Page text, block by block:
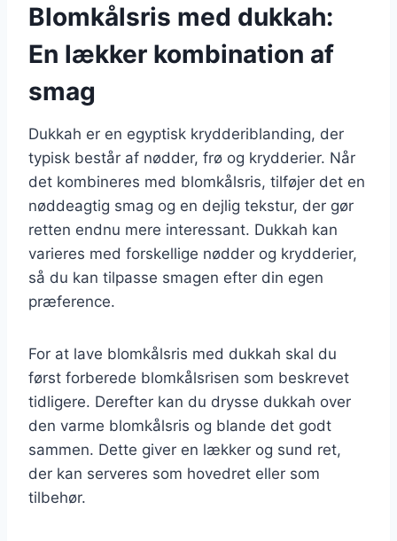
Blomkålsris med dukkah:
En lækker kombination af
smag
Dukkah er en egyptisk krydderiblanding, der
typisk består af nødder, frø og krydderier. Når
det kombineres med blomkålsris, tilføjer det en
nøddeagtig smag og en dejlig tekstur, der gør
retten endnu mere interessant. Dukkah kan
varieres med forskellige nødder og krydderier,
så du kan tilpasse smagen efter din egen
præference.
For at lave blomkålsris med dukkah skal du
først forberede blomkålsrisen som beskrevet
tidligere. Derefter kan du drysse dukkah over
den varme blomkålsris og blande det godt
sammen. Dette giver en lækker og sund ret,
der kan serveres som hovedret eller som
tilbehør.